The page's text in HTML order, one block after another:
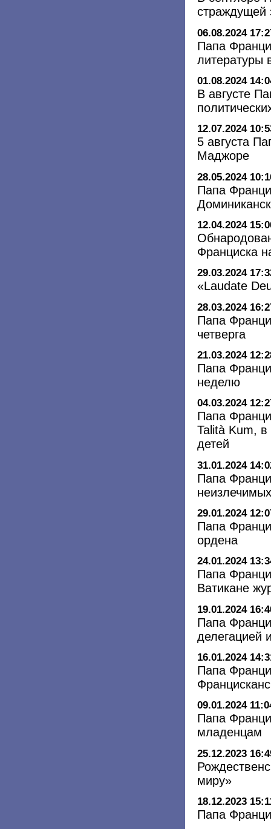
страждущей
06.08.2024
Папа
литературы
01.08.2024
В августе
12.07.2024
5 августа
Маджоре
28.05.2024
Папа
12.04.2024
Франциска
29.03.2024
«Laudate
28.03.2024
Папа
четверга
21.03.2024
Папа
неделю
04.03.2024
Папа
Talità Kum,
детей
31.01.2024
Папа
29.01.2024
Папа
ордена
24.01.2024
Папа
Ватикане
19.01.2024
Папа
делегацией
16.01.2024
Папа
09.01.2024
Папа
младенцам
25.12.2023
миру»
18.12.2023
Папа